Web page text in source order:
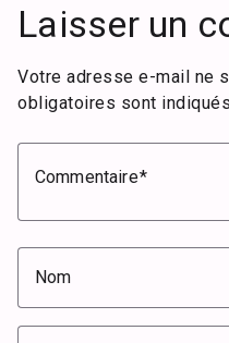
Laisser un
Votre adresse e-mail ne
obligatoires sont
Commentaire
Nom